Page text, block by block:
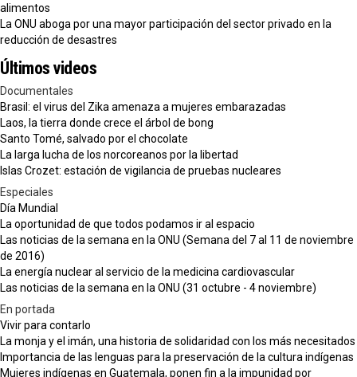
alimentos
La ONU aboga por una mayor participación del sector privado en la
reducción de desastres
Últimos videos
Documentales
Brasil: el virus del Zika amenaza a mujeres embarazadas
Laos, la tierra donde crece el árbol de bong
Santo Tomé, salvado por el chocolate
La larga lucha de los norcoreanos por la libertad
Islas Crozet: estación de vigilancia de pruebas nucleares
Especiales
Día Mundial
La oportunidad de que todos podamos ir al espacio
Las noticias de la semana en la ONU (Semana del 7 al 11 de noviembre
de 2016)
La energía nuclear al servicio de la medicina cardiovascular
Las noticias de la semana en la ONU (31 octubre - 4 noviembre)
En portada
Vivir para contarlo
La monja y el imán, una historia de solidaridad con los más necesitados
Importancia de las lenguas para la preservación de la cultura indígenas
Mujeres indígenas en Guatemala, ponen fin a la impunidad por